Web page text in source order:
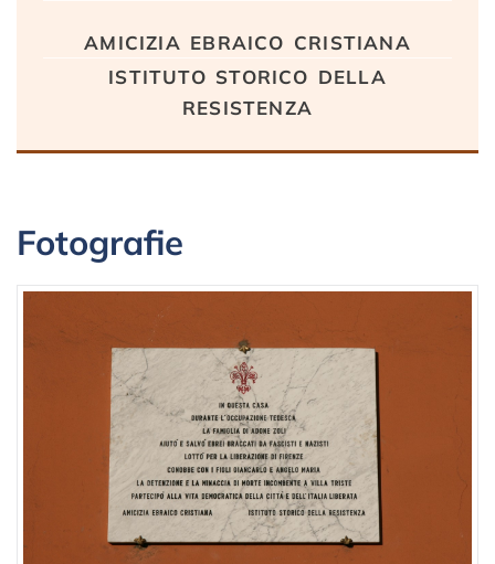
amicizia ebraico cristiana
istituto storico della
resistenza
Fotografie